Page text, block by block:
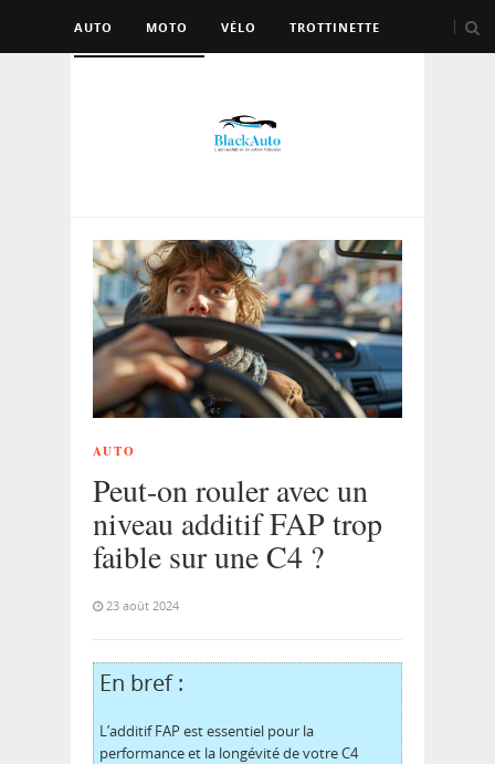
AUTO MOTO VÉLO TROTTINETTE
AUTO
Peut-on rouler avec un
niveau additif FAP trop
faible sur une C4 ?
23 août 2024
En bref :
L’additif FAP est essentiel pour la
performance et la longévité de votre C4